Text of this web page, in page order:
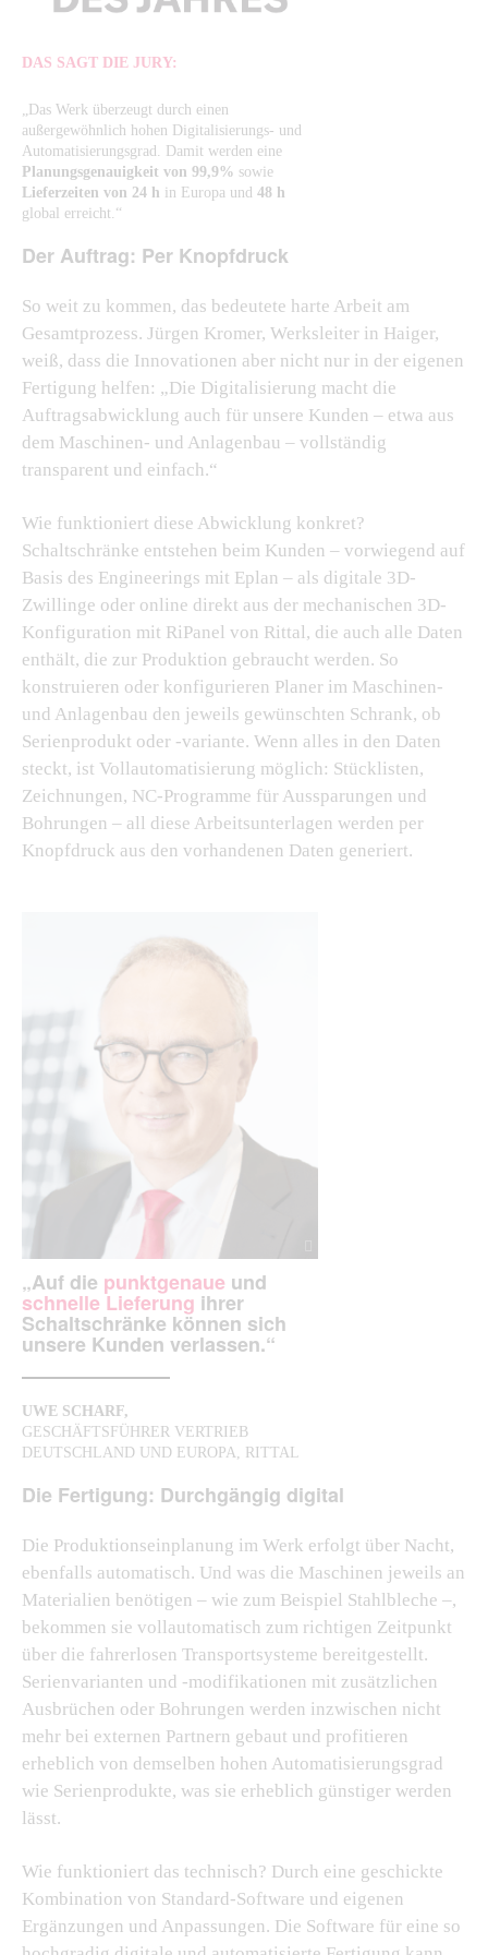
DAS SAGT DIE JURY:
„Das Werk überzeugt durch einen
außergewöhnlich hohen Digitalisierungs- und
Automatisierungsgrad. Damit werden eine
Planungsgenauigkeit von 99,9% sowie
Lieferzeiten von 24 h in Europa und 48 h
global erreicht.“
Der Auftrag: Per Knopfdruck
So weit zu kommen, das bedeutete harte Arbeit am
Gesamtprozess. Jürgen Kromer, Werksleiter in Haiger,
weiß, dass die Innovationen aber nicht nur in der eigenen
Fertigung helfen: „Die Digitalisierung macht die
Auftragsabwicklung auch für unsere Kunden – etwa aus
dem Maschinen- und Anlagenbau – vollständig
transparent und einfach.“
Wie funktioniert diese Abwicklung konkret?
Schaltschränke entstehen beim Kunden – vorwiegend auf
Basis des Engineerings mit Eplan – als digitale 3D-
Zwillinge oder online direkt aus der mechanischen 3D-
Konfiguration mit RiPanel von Rittal, die auch alle Daten
enthält, die zur Produktion gebraucht werden. So
konstruieren oder konfigurieren Planer im Maschinen-
und Anlagenbau den jeweils gewünschten Schrank, ob
Serienprodukt oder -variante. Wenn alles in den Daten
steckt, ist Vollautomatisierung möglich: Stücklisten,
Zeichnungen, NC-Programme für Aussparungen und
Bohrungen – all diese Arbeitsunterlagen werden per
Knopfdruck aus den vorhandenen Daten generiert.
„Auf die punktgenaue und
schnelle Lieferung ihrer
Schaltschränke können sich
unsere Kunden verlassen.“
UWE SCHARF,
GESCHÄFTSFÜHRER VERTRIEB
DEUTSCHLAND UND EUROPA, RITTAL
Die Fertigung: Durchgängig digital
Die Produktionseinplanung im Werk erfolgt über Nacht,
ebenfalls automatisch. Und was die Maschinen jeweils an
Materialien benötigen – wie zum Beispiel Stahlbleche –,
bekommen sie vollautomatisch zum richtigen Zeitpunkt
über die fahrerlosen Transportsysteme bereitgestellt.
Serienvarianten und -modifikationen mit zusätzlichen
Ausbrüchen oder Bohrungen werden inzwischen nicht
mehr bei externen Partnern gebaut und profitieren
erheblich von demselben hohen Automatisierungsgrad
wie Serienprodukte, was sie erheblich günstiger werden
lässt.
Wie funktioniert das technisch? Durch eine geschickte
Kombination von Standard-Software und eigenen
Ergänzungen und Anpassungen. Die Software für eine so